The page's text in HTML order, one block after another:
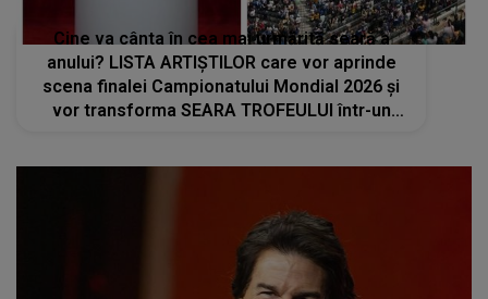
Cine va cânta în cea mai urmărită seară a
anului? LISTA ARTIȘTILOR care vor aprinde
scena finalei Campionatului Mondial 2026 și
vor transforma SEARA TROFEULUI într-un